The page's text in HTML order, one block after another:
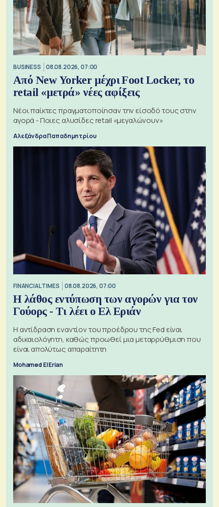
BUSINESS 08.08.2026, 07:00
Από New Yorker μέχρι Foot Locker, το
retail «μετρά» νέες αφίξεις
Νέοι παίκτες πραγματοποίησαν την είσοδό τους στην
αγορά - Ποιες αλυσίδες retail «μεγαλώνουν»
Αλεξάνδρα Παπαδημητρίου
FINANCIAL TIMES 08.08.2026, 07:00
Η λάθος εντύπωση των αγορών για τον
Γούορς - Τι λέει ο Ελ Εριάν
Η αντίδραση εναντίον του προέδρου της Fed είναι
αδικαιολόγητη, καθώς προωθεί μια μεταρρύθμιση που
είναι απολύτως απαραίτητη
Mohamed El Erian